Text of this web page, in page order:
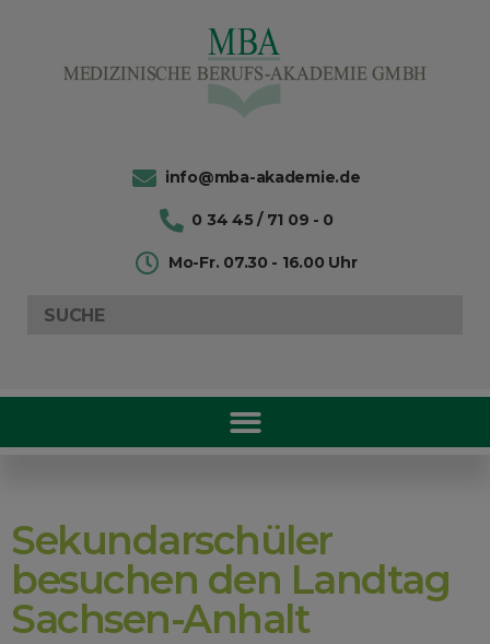
info@mba-akademie.de
0 34 45 / 71 09 - 0
Mo-Fr. 07.30 - 16.00 Uhr
Search
for:
Sekundarschüler
besuchen den Landtag
Sachsen-Anhalt